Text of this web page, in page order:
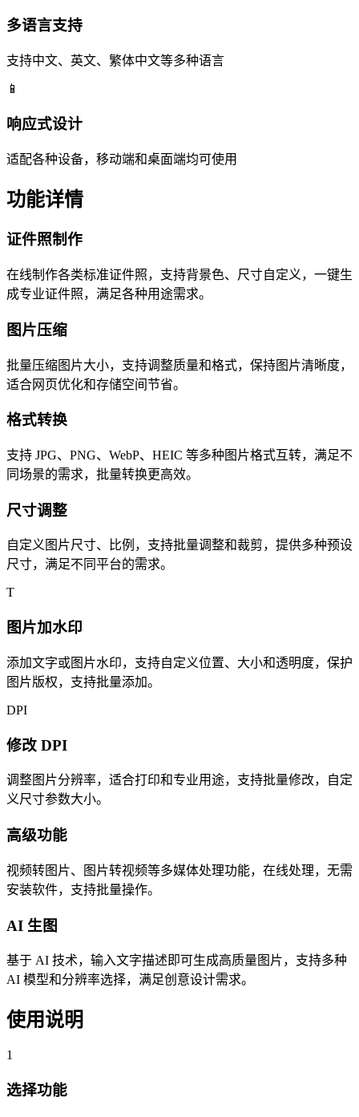
多语言支持
支持中文、英文、繁体中文等多种语言
📱
响应式设计
适配各种设备，移动端和桌面端均可使用
功能详情
证件照制作
在线制作各类标准证件照，支持背景色、尺寸自定义，一键生
成专业证件照，满足各种用途需求。
图片压缩
批量压缩图片大小，支持调整质量和格式，保持图片清晰度，
适合网页优化和存储空间节省。
格式转换
支持 JPG、PNG、WebP、HEIC 等多种图片格式互转，满足不
同场景的需求，批量转换更高效。
尺寸调整
自定义图片尺寸、比例，支持批量调整和裁剪，提供多种预设
尺寸，满足不同平台的需求。
T
图片加水印
添加文字或图片水印，支持自定义位置、大小和透明度，保护
图片版权，支持批量添加。
DPI
修改 DPI
调整图片分辨率，适合打印和专业用途，支持批量修改，自定
义尺寸参数大小。
高级功能
视频转图片、图片转视频等多媒体处理功能，在线处理，无需
安装软件，支持批量操作。
AI 生图
基于 AI 技术，输入文字描述即可生成高质量图片，支持多种
AI 模型和分辨率选择，满足创意设计需求。
使用说明
1
选择功能